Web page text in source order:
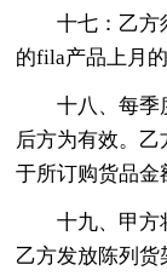
十七：乙方
的fila产品上月的
十八、每季
后方为有效。
于所订购货品金
十九、甲方
乙方发放陈列